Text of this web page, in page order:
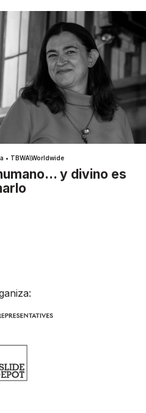
• TBWA\Worldwide
y divino es